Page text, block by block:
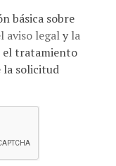
aviso legaly la
el tratamiento
la solicitud